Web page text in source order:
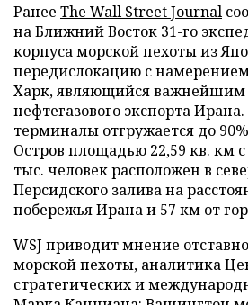
Ранее The Wall Street Journal
на Ближний Восток 31-го
корпуса морской пехоты из
передислокацию с намерением
Харк, являющийся важнейшим
нефтегазового экспорта Ирана.
терминалы отгружается до
Остров площадью 22,59 кв. км
тыс. человек расположен в
Персидского залива на
побережья Ирана и 57 км от
WSJ приводит мнение
морской пехоты, аналитика
стратегических и